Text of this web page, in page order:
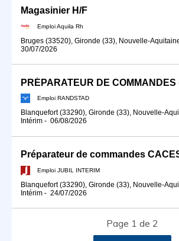
Magasinier H/F
Emploi Aquila Rh
Bruges (33520), Gironde (33), Nouvelle-
30/07/2026
PRÉPARATEUR DE COMMANDES
Emploi RANDSTAD
Blanquefort (33290), Gironde (33), Nouvelle-
Intérim - 06/08/2026
Emploi JUBIL INTERIM
Blanquefort (33290), Gironde (33), Nouvelle-
Intérim - 24/07/2026
Page 1 de 2